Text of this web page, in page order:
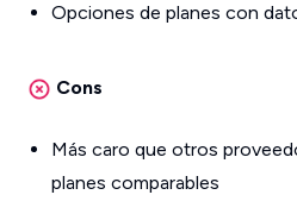
Opciones de planes con
Cons
Más caro que otros
planes comparables